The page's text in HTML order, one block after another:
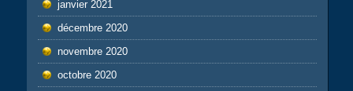
janvier 2021
décembre 2020
novembre 2020
octobre 2020